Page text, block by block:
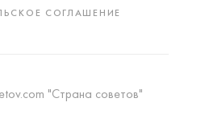
СОГЛАШЕНИЕ
"Страна советов"